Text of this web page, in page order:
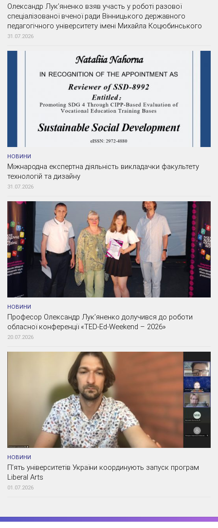
Олександр Лук’яненко взяв участь у роботі разової
спеціалізованої вченої ради Вінницького державного
педагогічного університету імені Михайла Коцюбинського
31.07.2026
НОВИНИ
Міжнародна експертна діяльність викладачки факультету
технологій та дизайну
31.07.2026
НОВИНИ
Професор Олександр Лук’яненко долучився до роботи
обласної конференції «TED-Ed-Weekend – 2026»
20.07.2026
НОВИНИ
П’ять університетів України координують запуск програм
Liberal Arts
01.07.2026